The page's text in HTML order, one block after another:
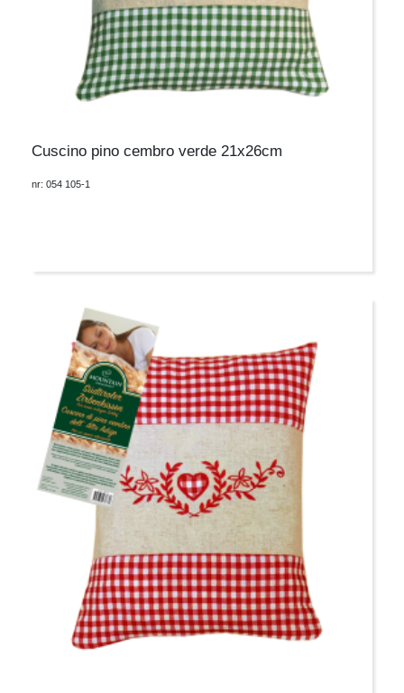
Cuscino pino cembro verde 21x26cm
nr: 054 105-1